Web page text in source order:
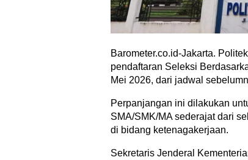
Barometer.co.id-Jakarta.
pendaftaran Seleksi
Mei 2026, dari jadwal
Perpanjangan ini dilakukan
SMA/SMK/MA sederajat dari
di bidang ketenagakerjaan.
Sekretaris Jenderal